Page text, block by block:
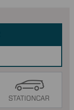
STATIONCAR